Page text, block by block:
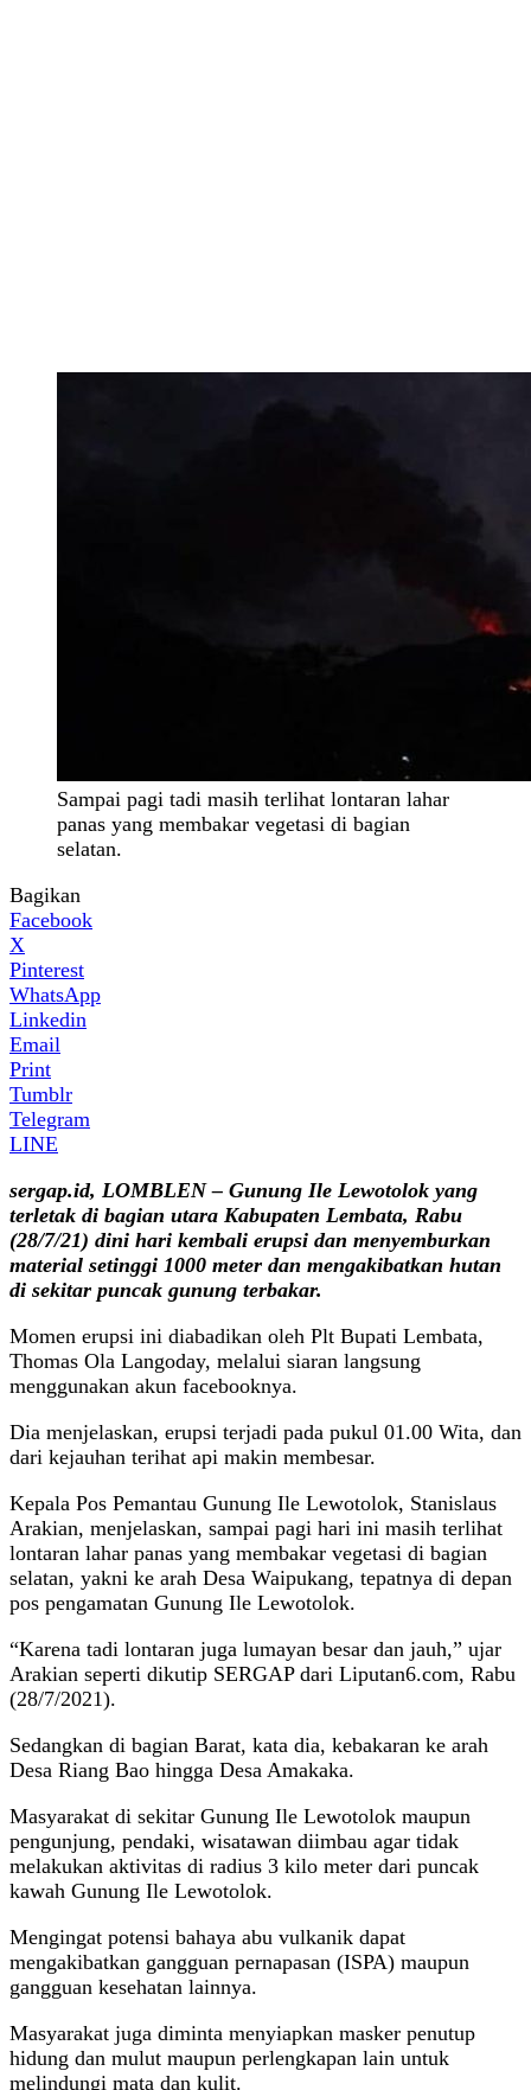
Sampai pagi tadi masih terlihat lontaran lahar
panas yang membakar vegetasi di bagian
selatan.
Bagikan
Facebook
X
Pinterest
WhatsApp
Linkedin
Email
Print
Tumblr
Telegram
LINE
sergap.id, LOMBLEN – Gunung Ile Lewotolok yang
terletak di bagian utara Kabupaten Lembata, Rabu
(28/7/21) dini hari kembali erupsi dan menyemburkan
material setinggi 1000 meter dan mengakibatkan hutan
di sekitar puncak gunung terbakar.
Momen erupsi ini diabadikan oleh Plt Bupati Lembata,
Thomas Ola Langoday, melalui siaran langsung
menggunakan akun facebooknya.
Dia menjelaskan, erupsi terjadi pada pukul 01.00 Wita, dan
dari kejauhan terihat api makin membesar.
Kepala Pos Pemantau Gunung Ile Lewotolok, Stanislaus
Arakian, menjelaskan, sampai pagi hari ini masih terlihat
lontaran lahar panas yang membakar vegetasi di bagian
selatan, yakni ke arah Desa Waipukang, tepatnya di depan
pos pengamatan Gunung Ile Lewotolok.
“Karena tadi lontaran juga lumayan besar dan jauh,” ujar
Arakian seperti dikutip SERGAP dari Liputan6.com, Rabu
(28/7/2021).
Sedangkan di bagian Barat, kata dia, kebakaran ke arah
Desa Riang Bao hingga Desa Amakaka.
Masyarakat di sekitar Gunung Ile Lewotolok maupun
pengunjung, pendaki, wisatawan diimbau agar tidak
melakukan aktivitas di radius 3 kilo meter dari puncak
kawah Gunung Ile Lewotolok.
Mengingat potensi bahaya abu vulkanik dapat
mengakibatkan gangguan pernapasan (ISPA) maupun
gangguan kesehatan lainnya.
Masyarakat juga diminta menyiapkan masker penutup
hidung dan mulut maupun perlengkapan lain untuk
melindungi mata dan kulit.